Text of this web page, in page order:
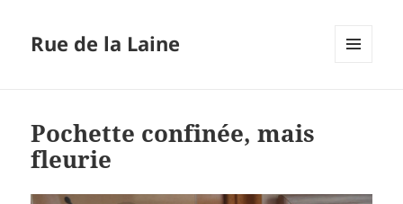
Rue de la Laine
Pochette confinée, mais
fleurie